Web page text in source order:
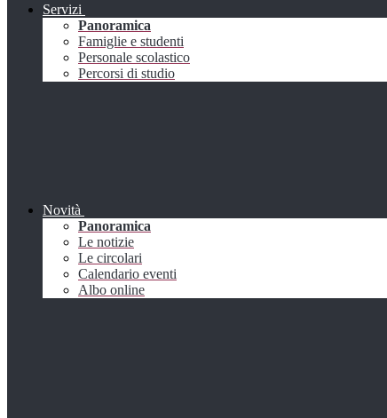
Servizi
Panoramica
Famiglie e studenti
Personale scolastico
Percorsi di studio
Novità
Panoramica
Le notizie
Le circolari
Calendario eventi
Albo online